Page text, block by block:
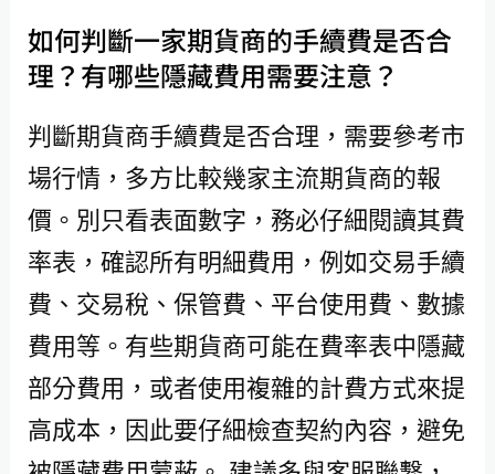
如何判斷一家期貨商的手續費是否合
理？有哪些隱藏費用需要注意？
判斷期貨商手續費是否合理，需要參考市
場行情，多方比較幾家主流期貨商的報
價。別只看表面數字，務必仔細閱讀其費
率表，確認所有明細費用，例如交易手續
費、交易稅、保管費、平台使用費、數據
費用等。有些期貨商可能在費率表中隱藏
部分費用，或者使用複雜的計費方式來提
高成本，因此要仔細檢查契約內容，避免